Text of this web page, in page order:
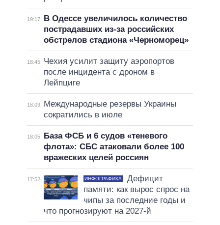
19:17
В Одессе увеличилось количество
пострадавших из-за российских
обстрелов стадиона «Черноморец»
18:45
Чехия усилит защиту аэропортов
после инцидента с дроном в
Лейпциге
18:09
Международные резервы Украины
сократились в июле
18:05
База ФСБ и 6 судов «теневого
флота»: СБС атаковали более 100
вражеских целей россиян
17:52 ИНФОГРАФИКА
Дефицит
памяти: как вырос спрос на
чипы за последние годы и
что прогнозируют на 2027-й